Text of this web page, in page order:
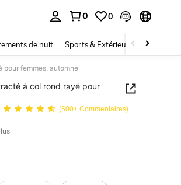
0 0
de nuit Sports & Extérieur Enfants
pour femmes, automne
à col rond rayé pour
(500+ Commentaires)